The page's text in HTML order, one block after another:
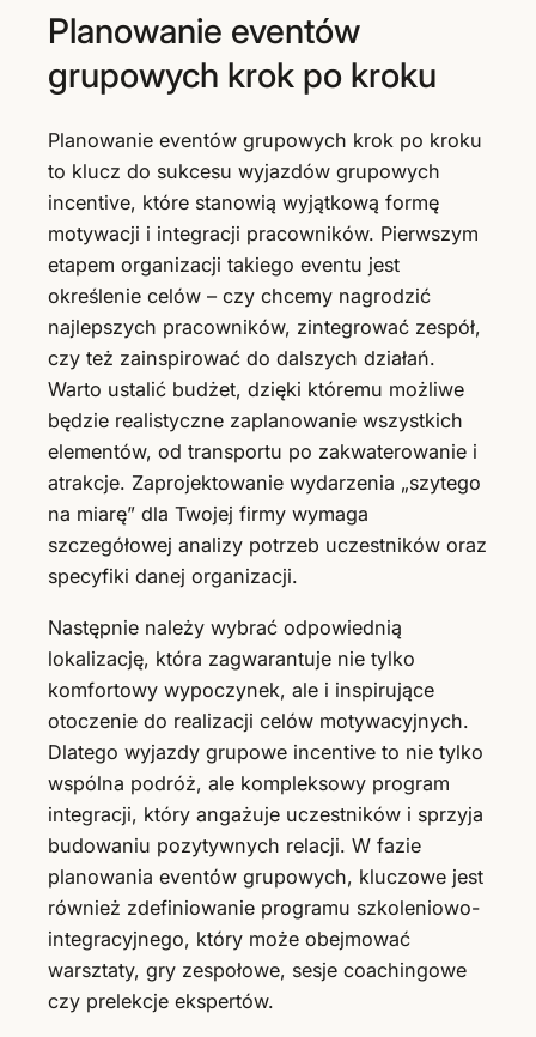
Planowanie eventów
grupowych krok po kroku
Planowanie eventów grupowych krok po kroku
to klucz do sukcesu wyjazdów grupowych
incentive, które stanowią wyjątkową formę
motywacji i integracji pracowników. Pierwszym
etapem organizacji takiego eventu jest
określenie celów – czy chcemy nagrodzić
najlepszych pracowników, zintegrować zespół,
czy też zainspirować do dalszych działań.
Warto ustalić budżet, dzięki któremu możliwe
będzie realistyczne zaplanowanie wszystkich
elementów, od transportu po zakwaterowanie i
atrakcje. Zaprojektowanie wydarzenia „szytego
na miarę” dla Twojej firmy wymaga
szczegółowej analizy potrzeb uczestników oraz
specyfiki danej organizacji.
Następnie należy wybrać odpowiednią
lokalizację, która zagwarantuje nie tylko
komfortowy wypoczynek, ale i inspirujące
otoczenie do realizacji celów motywacyjnych.
Dlatego wyjazdy grupowe incentive to nie tylko
wspólna podróż, ale kompleksowy program
integracji, który angażuje uczestników i sprzyja
budowaniu pozytywnych relacji. W fazie
planowania eventów grupowych, kluczowe jest
również zdefiniowanie programu szkoleniowo-
integracyjnego, który może obejmować
warsztaty, gry zespołowe, sesje coachingowe
czy prelekcje ekspertów.